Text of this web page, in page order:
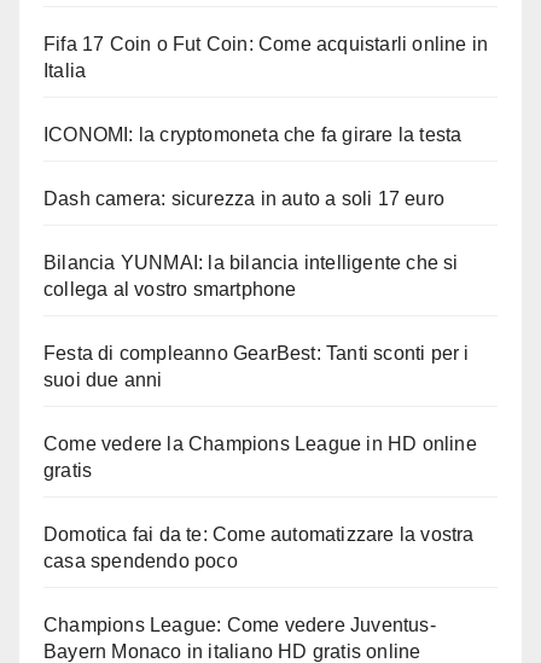
Fifa 17 Coin o Fut Coin: Come acquistarli online in
Italia
ICONOMI: la cryptomoneta che fa girare la testa
Dash camera: sicurezza in auto a soli 17 euro
Bilancia YUNMAI: la bilancia intelligente che si
collega al vostro smartphone
Festa di compleanno GearBest: Tanti sconti per i
suoi due anni
Come vedere la Champions League in HD online
gratis
Domotica fai da te: Come automatizzare la vostra
casa spendendo poco
Champions League: Come vedere Juventus-
Bayern Monaco in italiano HD gratis online